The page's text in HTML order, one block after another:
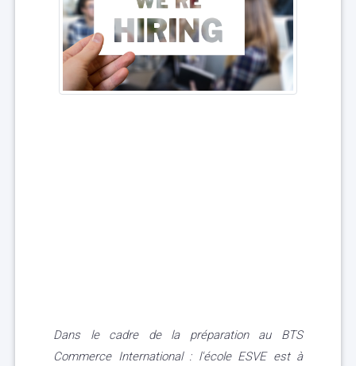
Dans le cadre de la préparation au BTS
Commerce International : l'école ESVE est à